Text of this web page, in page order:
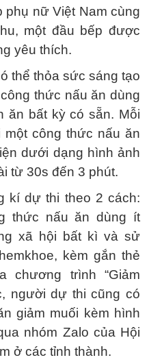
phụ nữ Việt Nam cùng
một đầu bếp được
yêu thích.
thể thỏa sức sáng tạo
thức nấu ăn dùng
ăn bất kỳ có sẵn. Mỗi
công thức nấu ăn
dưới dạng hình ảnh
từ 30s đến 3 phút.
kí dự thi theo 2 cách:
thức nấu ăn dùng ít
xã hội bất kì và sử
kèm gắn thẻ
chương trình “Giảm
người dự thi cũng có
giảm muối kèm hình
nhóm Zalo của Hội
ở các tỉnh thành.